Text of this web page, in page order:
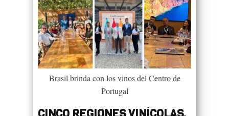
Brasil brinda con los vinos del Centro de
Portugal